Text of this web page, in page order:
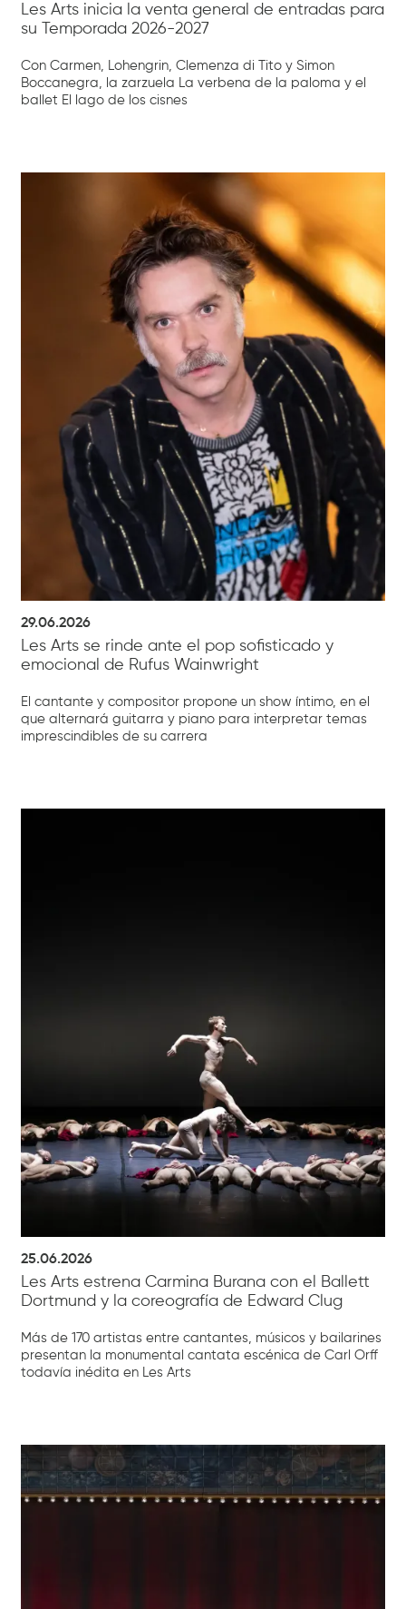
Les Arts inicia la venta general de entradas para
su Temporada 2026-2027
Con Carmen, Lohengrin, Clemenza di Tito y Simon
Boccanegra, la zarzuela La verbena de la paloma y el
ballet El lago de los cisnes
29.06.2026
Les Arts se rinde ante el pop sofisticado y
emocional de Rufus Wainwright
El cantante y compositor propone un show íntimo, en el
que alternará guitarra y piano para interpretar temas
imprescindibles de su carrera
25.06.2026
Les Arts estrena Carmina Burana con el Ballett
Dortmund y la coreografía de Edward Clug
Más de 170 artistas entre cantantes, músicos y bailarines
presentan la monumental cantata escénica de Carl Orff
todavía inédita en Les Arts